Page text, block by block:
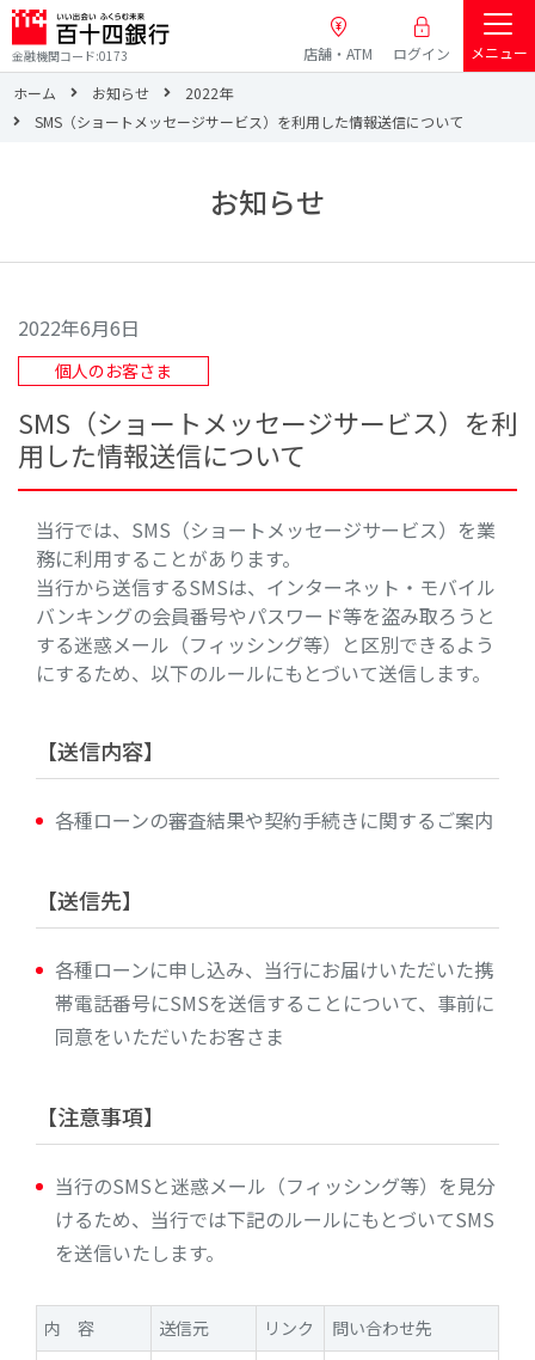
金融機関コード:0173 店舗・ATM ログイン
メニュー
ホーム
お知らせ
2022年
SMS（ショートメッセージサービス）を利用した情報送信について
お知らせ
2022年6月6日
個人のお客さま
SMS（ショートメッセージサービス）を利
用した情報送信について
当行では、SMS（ショートメッセージサービス）を業
務に利用することがあります。
当行から送信するSMSは、インターネット・モバイル
バンキングの会員番号やパスワード等を盗み取ろうと
する迷惑メール（フィッシング等）と区別できるよう
にするため、以下のルールにもとづいて送信します。
【送信内容】
各種ローンの審査結果や契約手続きに関するご案内
【送信先】
各種ローンに申し込み、当行にお届けいただいた携
帯電話番号にSMSを送信することについて、事前に
同意をいただいたお客さま
【注意事項】
当行のSMSと迷惑メール（フィッシング等）を見分
けるため、当行では下記のルールにもとづいてSMS
を送信いたします。
内 容 送信元 リンク 問い合わせ先